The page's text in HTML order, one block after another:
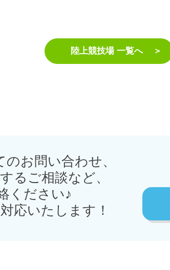
陸上競技場 一覧へ
お問い合わせ、
るご相談など、
ください♪
応いたします！